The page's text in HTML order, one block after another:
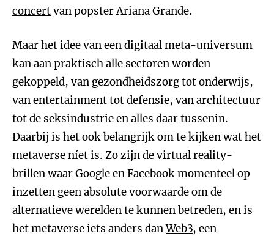
concertvan popster Ariana Grande.
Maar het idee van een digitaal meta-universum
kan aan praktisch alle sectoren worden
gekoppeld, van gezondheidszorg tot onderwijs,
van entertainment tot defensie, van architectuur
tot de seksindustrie en alles daar tussenin.
Daarbij is het ook belangrijk om te kijken wat het
metaverse níet is. Zo zijn de virtual reality-
brillen waar Google en Facebook momenteel op
inzetten geen absolute voorwaarde om de
alternatieve werelden te kunnen betreden, en is
het metaverse iets anders danWeb3, een